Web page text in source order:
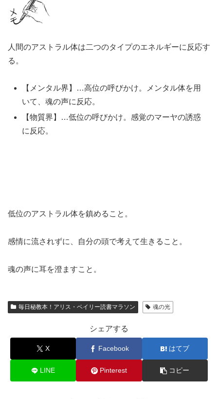
人間のアストラル体は二つのタイプのエネルギーに反応す
る。
【メンタル界】…高位の呼びかけ。メンタル体を用
いて、魂の声に反応。
【物質界】…低位の呼びかけ。感覚のマーヤの誘惑
に反応。
低位のアストラル体を鎮めること。
感情に流されずに、自分の頭で考えて生きること。
魂の声に耳を澄ますこと。
毎日秘教本！アリス・ベイリー読書マラソン 魂の光
シェアする
X Facebook はてブ
LINE Pinterest コピー